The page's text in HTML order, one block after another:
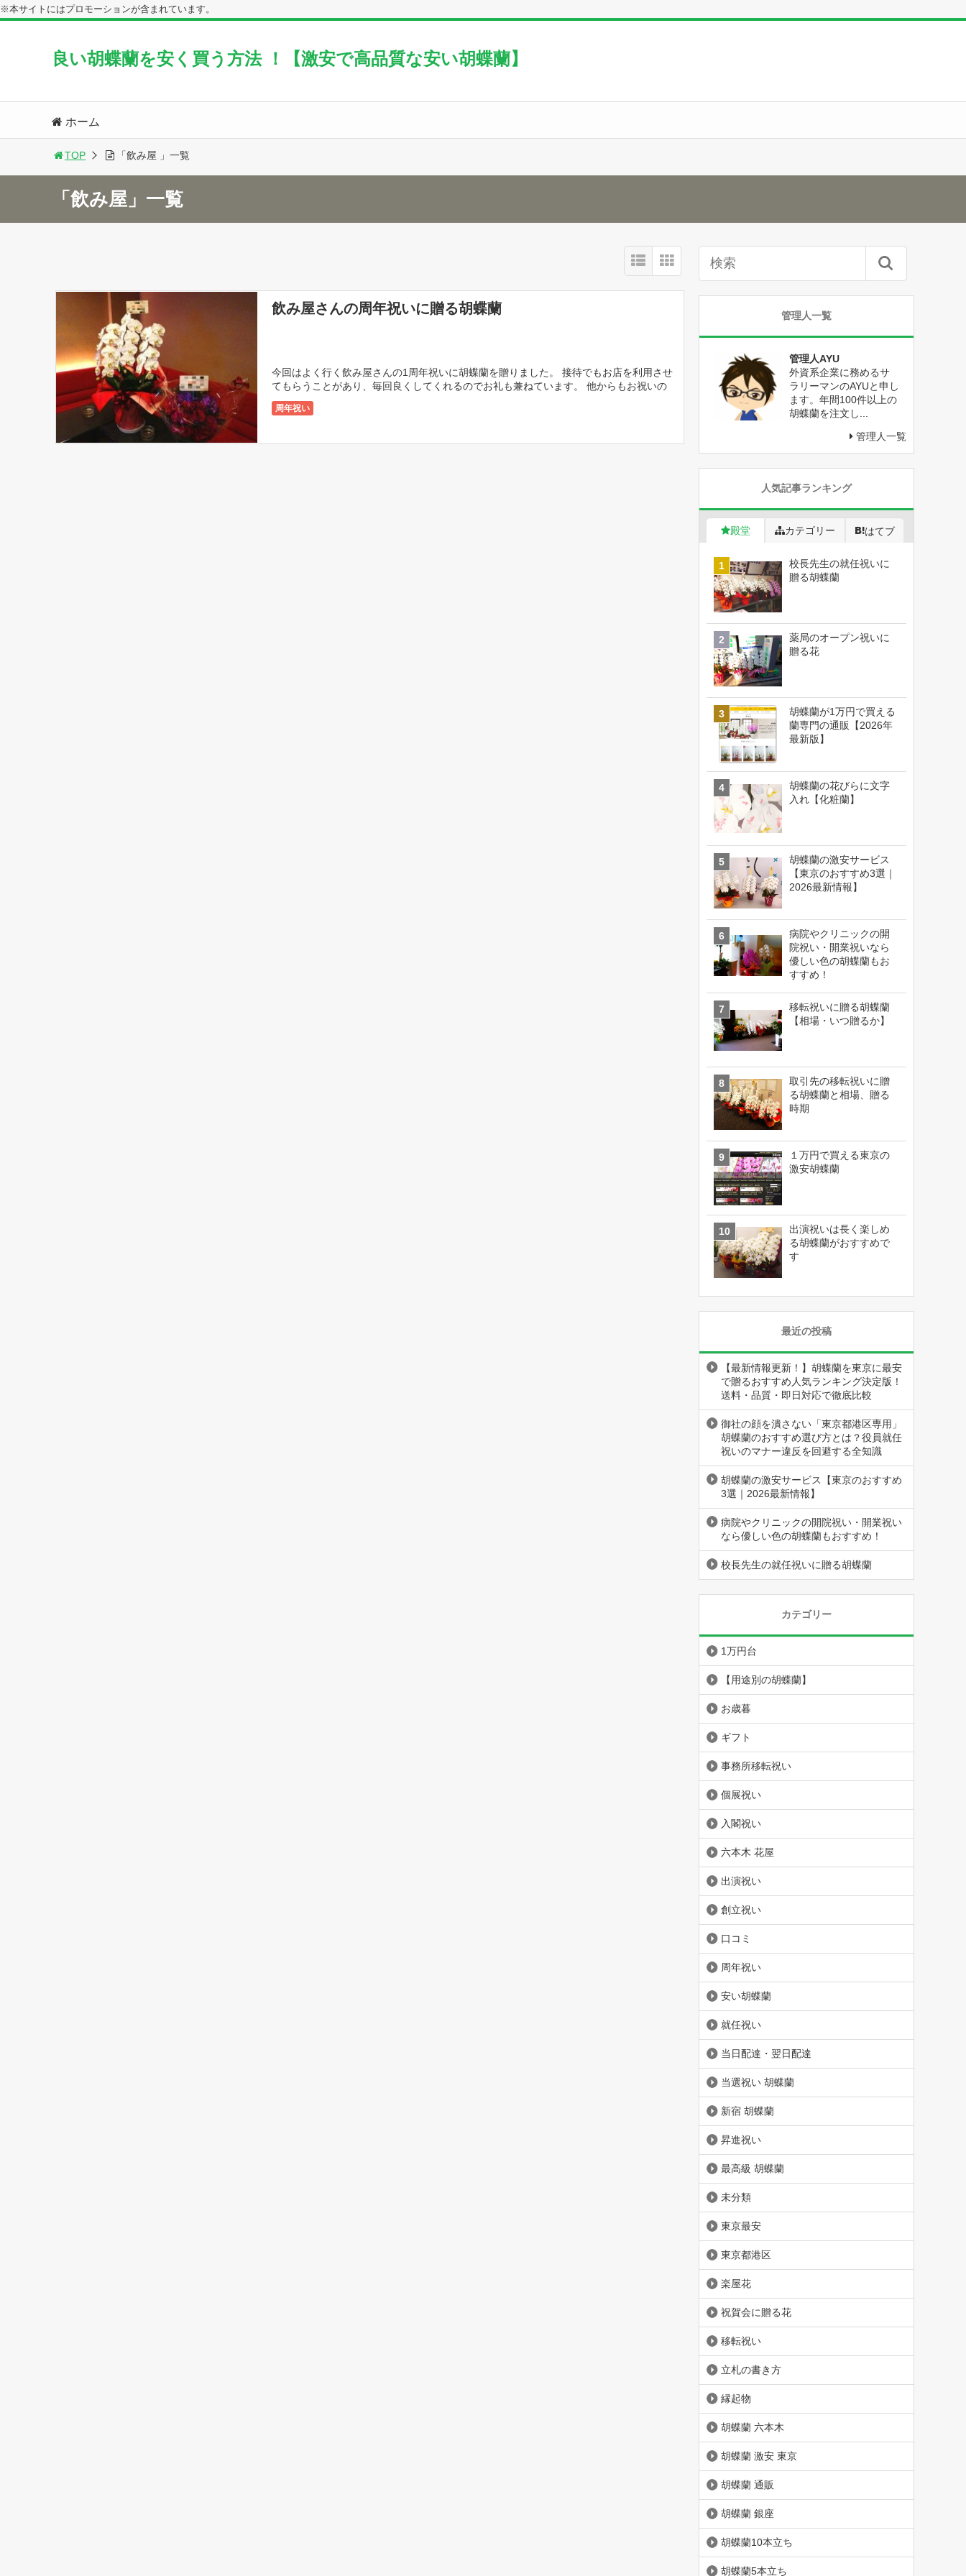
※本サイトにはプロモーションが含まれています。
良い胡蝶蘭を安く買う方法 ！【激安で高品質な安い胡蝶蘭】
ホーム
TOP 「飲み屋 」一覧
「飲み屋」一覧
飲み屋さんの周年祝いに贈る胡蝶蘭
今回はよく行く飲み屋さんの1周年祝いに胡蝶蘭を贈りました。 接待でもお店を利用させ
てもらうことがあり、毎回良くしてくれるのでお礼も兼ねています。 他からもお祝いの
フラワーアレンジが届いていましたが、このように並べると違い […]
周年祝い
管理人一覧
管理人AYU
外資系企業に務めるサ
ラリーマンのAYUと申し
ます。年間100件以上の
胡蝶蘭を注文し...
管理人一覧
人気記事ランキング
殿堂 カテゴリー はてブ
校長先生の就任祝いに
贈る胡蝶蘭
薬局のオープン祝いに
贈る花
胡蝶蘭が1万円で買える
蘭専門の通販【2026年
最新版】
胡蝶蘭の花びらに文字
入れ【化粧蘭】
胡蝶蘭の激安サービス
【東京のおすすめ3選｜
2026最新情報】
病院やクリニックの開
院祝い・開業祝いなら
優しい色の胡蝶蘭もお
すすめ！
移転祝いに贈る胡蝶蘭
【相場・いつ贈るか】
取引先の移転祝いに贈
る胡蝶蘭と相場、贈る
時期
１万円で買える東京の
激安胡蝶蘭
出演祝いは長く楽しめ
る胡蝶蘭がおすすめで
す
最近の投稿
【最新情報更新！】胡蝶蘭を東京に最安
で贈るおすすめ人気ランキング決定版！
送料・品質・即日対応で徹底比較
御社の顔を潰さない「東京都港区専用」
胡蝶蘭のおすすめ選び方とは？役員就任
祝いのマナー違反を回避する全知識
胡蝶蘭の激安サービス【東京のおすすめ
3選｜2026最新情報】
病院やクリニックの開院祝い・開業祝い
なら優しい色の胡蝶蘭もおすすめ！
校長先生の就任祝いに贈る胡蝶蘭
カテゴリー
1万円台
【用途別の胡蝶蘭】
お歳暮
ギフト
事務所移転祝い
個展祝い
入閣祝い
六本木 花屋
出演祝い
創立祝い
口コミ
周年祝い
安い胡蝶蘭
就任祝い
当日配達・翌日配達
当選祝い 胡蝶蘭
新宿 胡蝶蘭
昇進祝い
最高級 胡蝶蘭
未分類
東京最安
東京都港区
楽屋花
祝賀会に贈る花
移転祝い
立札の書き方
縁起物
胡蝶蘭 六本木
胡蝶蘭 激安 東京
胡蝶蘭 通販
胡蝶蘭 銀座
胡蝶蘭10本立ち
胡蝶蘭5本立ち